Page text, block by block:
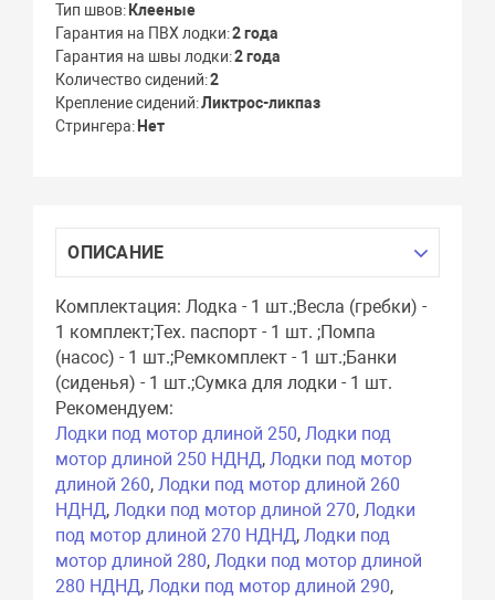
Тип швов Клееные
Гарантия на ПВХ лодки 2 года
Гарантия на швы лодки 2 года
Количество сидений 2
Крепление сидений Ликтрос-ликпаз
Стрингера Нет
ОПИСАНИЕ
Комплектация: Лодка - 1 шт.;Весла (гребки) -
1 комплект;Тех. паспорт - 1 шт. ;Помпа
(насос) - 1 шт.;Ремкомплект - 1 шт.;Банки
(сиденья) - 1 шт.;Сумка для лодки - 1 шт.
Рекомендуем:
Лодки под мотор длиной 250,Лодки под
мотор длиной 250 НДНД,Лодки под мотор
длиной 260,Лодки под мотор длиной 260
НДНД,Лодки под мотор длиной 270,Лодки
под мотор длиной 270 НДНД,Лодки под
мотор длиной 280,Лодки под мотор длиной
280 НДНД,Лодки под мотор длиной 290,